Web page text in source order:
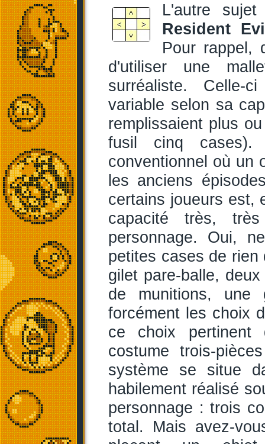
L'autre
Resident
Pour rappel,
d'utiliser une
surréaliste. Celle-
variable selon sa
remplissaient plus
fusil cinq
conventionnel où un
les anciens
certains joueurs est,
capacité très,
personnage. Oui,
petites cases de rien
gilet pare-balle,
de munitions,
forcément les choix
ce choix
costume trois-
système se situe
habilement réalisé
personnage : trois
total. Mais avez-